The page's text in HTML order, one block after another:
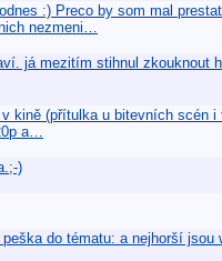
:) Preco by som mal
nezmeni…
já mezitím stihnul zkouknout
kině (přítulka u bitevních scén i
a…
)
do tématu: a nejhorší jsou